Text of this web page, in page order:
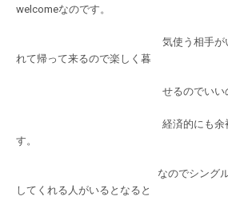
welcomeなのです。
気使う相手がいない上
れて帰って来るので楽しく暮
せるのでいいので
経済的にも余裕があれ
す。
なのでシングルマザーに
してくれる人がいるとなると